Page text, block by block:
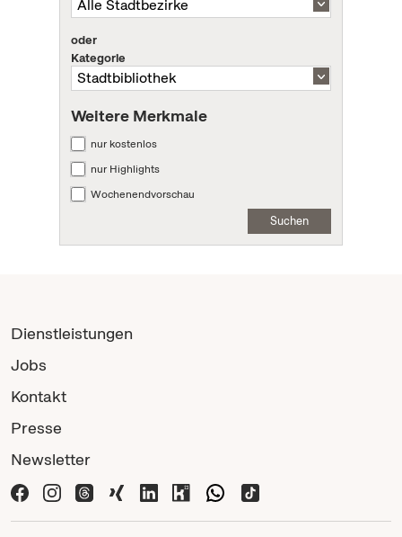
oder
Kategorie
Weitere Merkmale
nur kostenlos
nur Highlights
Wochenendvorschau
Suchen
Dienstleistungen
Jobs
Kontakt
Presse
Newsletter